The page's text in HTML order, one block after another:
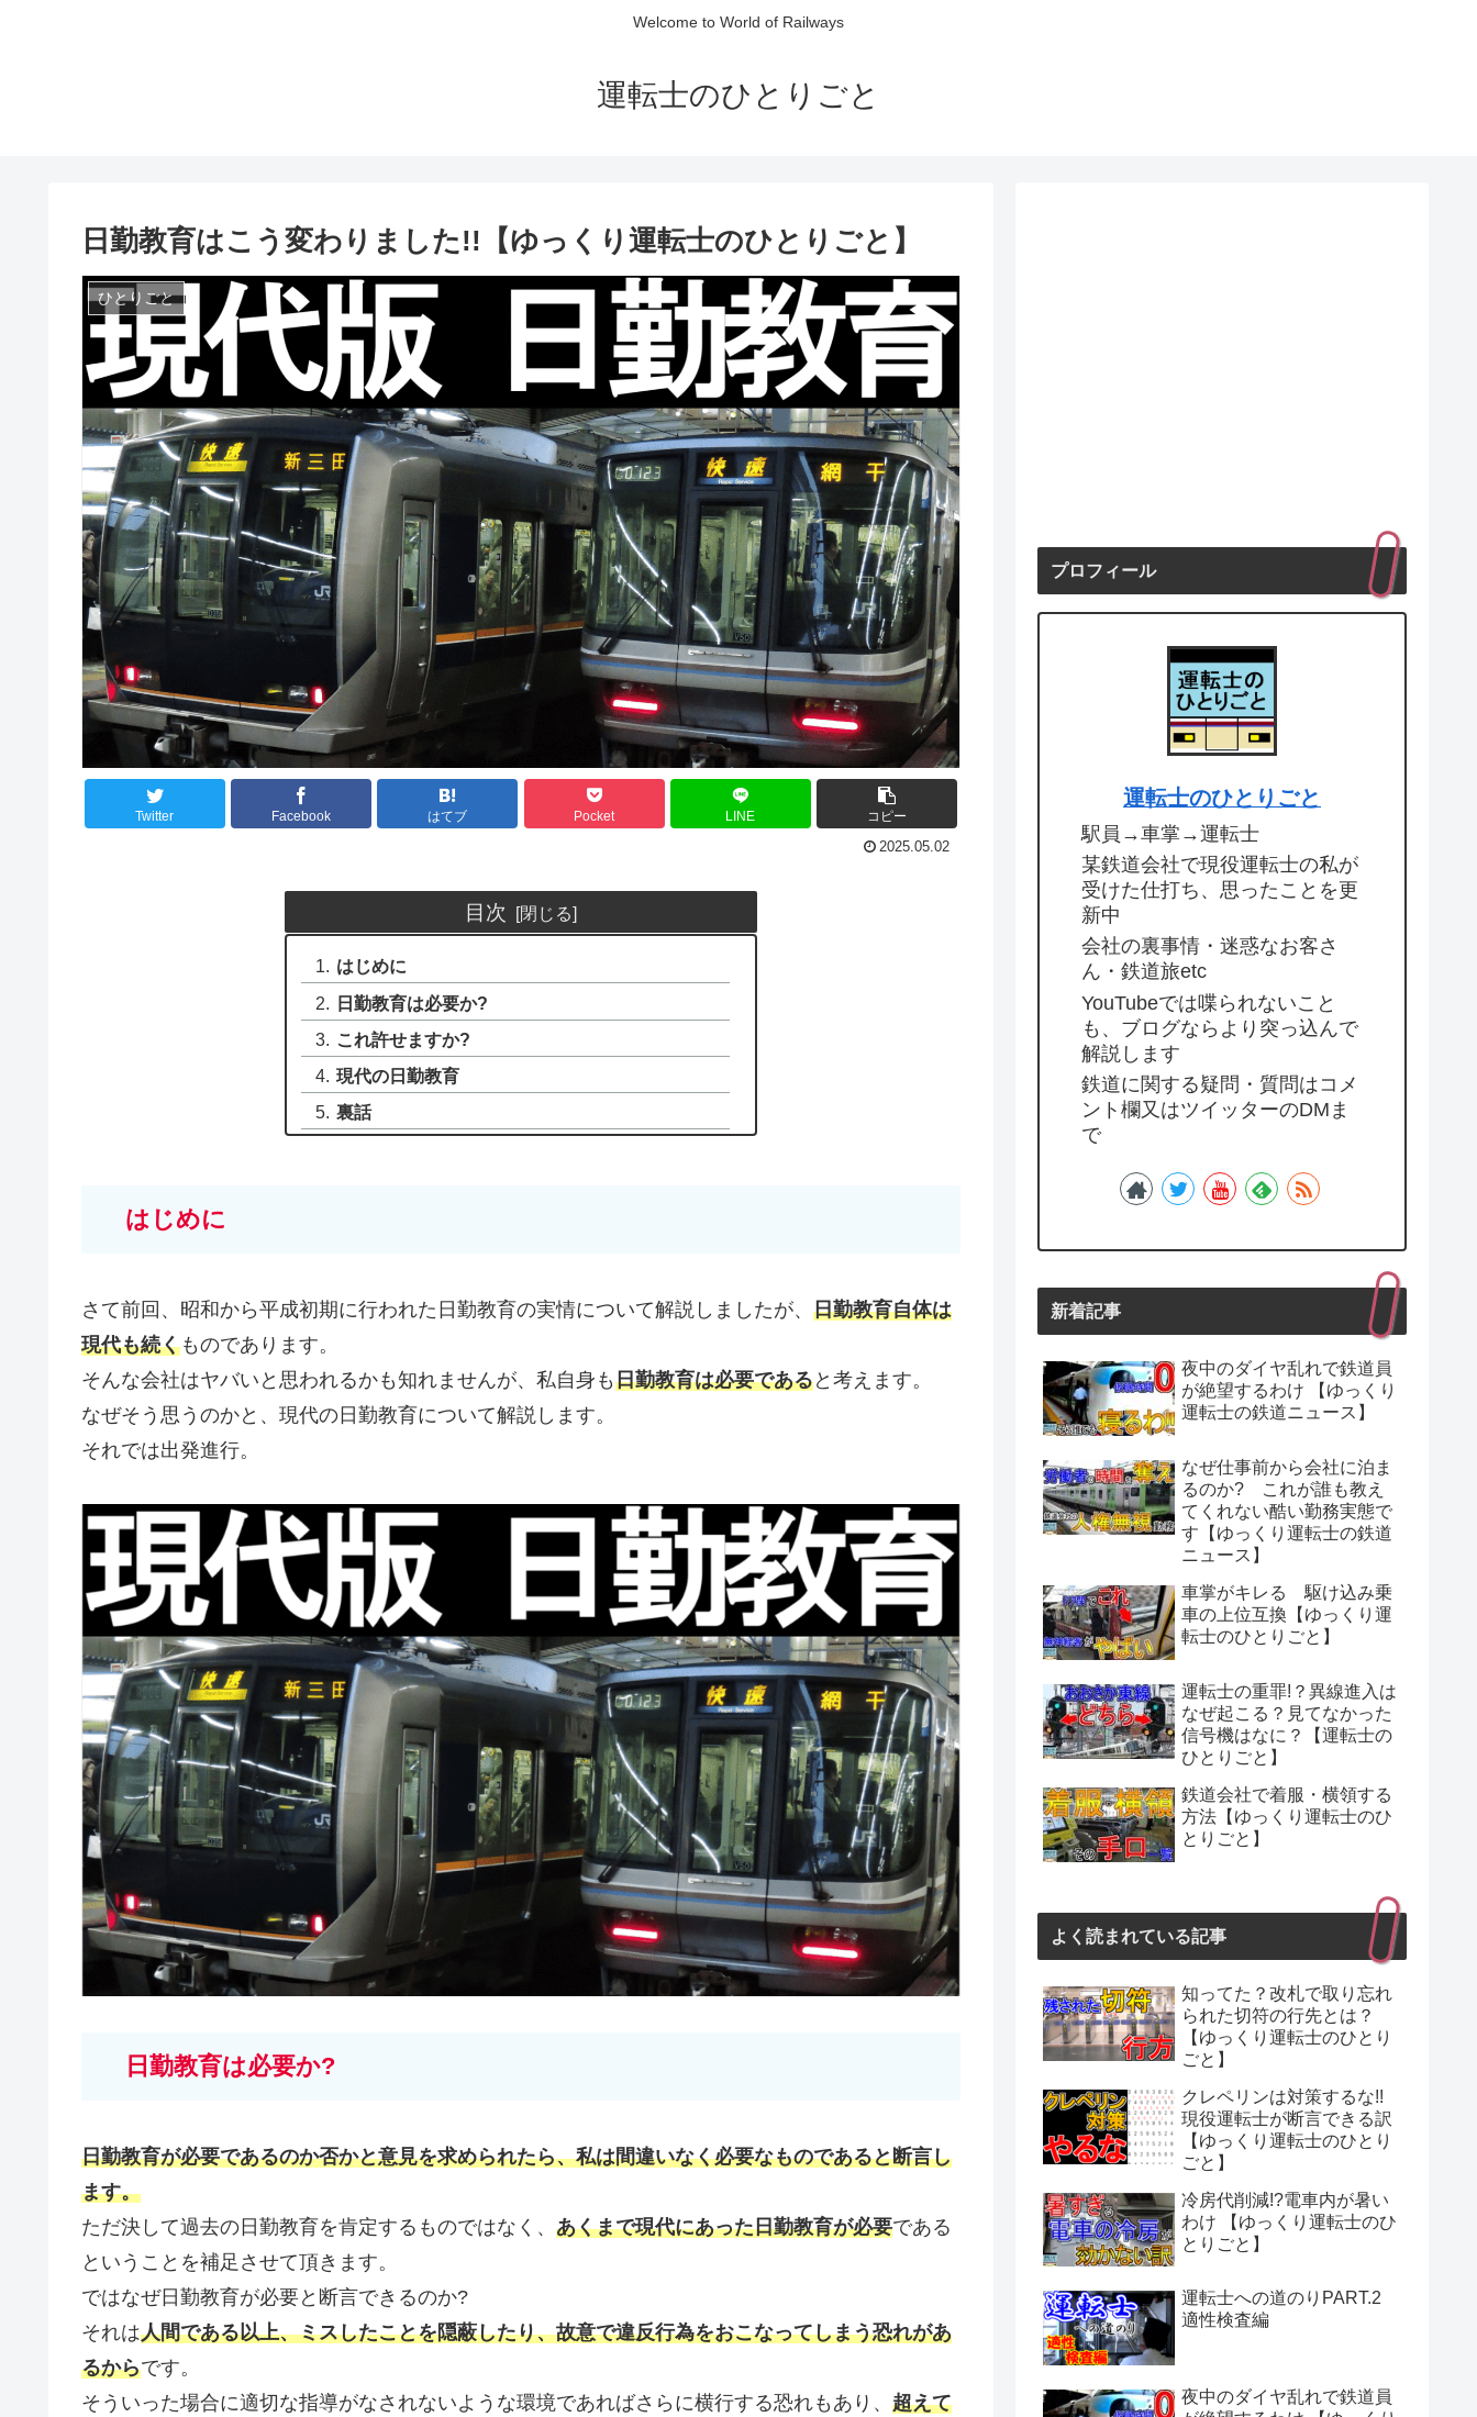
Welcome to World of Railways
運転士のひとりごと
日勤教育はこう変わりました!!【ゆっくり運転士のひとりごと】
ひとりごと
Twitter Facebook はてブ Pocket LINE コピー
2025.05.02
目次
はじめに
日勤教育は必要か?
これ許せますか?
現代の日勤教育
裏話
はじめに
さて前回、昭和から平成初期に行われた日勤教育の実情について解説しましたが、 日勤教育自体は
現代も続くものであります。
そんな会社はヤバいと思われるかも知れませんが、私自身も日勤教育は必要であると考えます。
なぜそう思うのかと、現代の日勤教育について解説します。
それでは出発進行。
日勤教育は必要か?
日勤教育が必要であるのか否かと意見を求められたら、私は間違いなく必要なものであると断言し
ます。
ただ決して過去の日勤教育を肯定するものではなく、 あくまで現代にあった日勤教育が必要である
ということを補足させて頂きます。
ではなぜ日勤教育が必要と断言できるのか?
それは人間である以上、ミスしたことを隠蔽したり、故意で違反行為をおこなってしまう恐れがあ
るからです。
そういった場合に適切な指導がなされないような環境であればさらに横行する恐れもあり、 超えて
プロフィール
運転士のひとりごと
駅員→車掌→運転士
某鉄道会社で現役運転士の私が
受けた仕打ち、思ったことを更
新中
会社の裏事情・迷惑なお客さ
ん・鉄道旅etc
YouTubeでは喋られないこと
も、ブログならより突っ込んで
解説します
鉄道に関する疑問・質問はコメ
ント欄又はツイッターのDMま
で
新着記事
夜中のダイヤ乱れで鉄道員
が絶望するわけ 【ゆっくり
運転士の鉄道ニュース】
なぜ仕事前から会社に泊ま
るのか? これが誰も教え
てくれない酷い勤務実態で
す【ゆっくり運転士の鉄道
ニュース】
車掌がキレる 駆け込み乗
車の上位互換【ゆっくり運
転士のひとりごと】
運転士の重罪!？異線進入は
なぜ起こる？見てなかった
信号機はなに？【運転士の
ひとりごと】
鉄道会社で着服・横領する
方法【ゆっくり運転士のひ
とりごと】
よく読まれている記事
知ってた？改札で取り忘れ
られた切符の行先とは？
【ゆっくり運転士のひとり
ごと】
クレペリンは対策するな!!
現役運転士が断言できる訳
【ゆっくり運転士のひとり
ごと】
冷房代削減!?電車内が暑い
わけ 【ゆっくり運転士のひ
とりごと】
運転士への道のりPART.2
適性検査編
夜中のダイヤ乱れで鉄道員